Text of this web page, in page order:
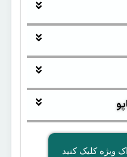
ویژه کلیک کنید